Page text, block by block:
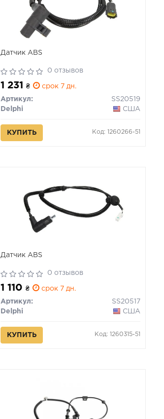
Датчик ABS
0 отзывов
1 231₴ срок 7 дн.
Артикул:
SS20519
Delphi
США
КУПИТЬ Код: 1260266-51
Датчик ABS
0 отзывов
1 110₴ срок 7 дн.
Артикул:
SS20517
Delphi
США
КУПИТЬ Код: 1260315-51